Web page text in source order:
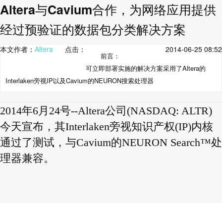
Altera与Cavium合作，为网络应用提供
经过预验证的数据包分类解决方案
本文作者： Altera 点击： 2014-06-25 08:52
前言：
可立即部署实施的解决方案采用了Altera的
Interlaken旁视IP以及Cavium的NEURON搜索处理器
2014年6月24号--Altera公司(NASDAQ: ALTR)
今天宣布，其Interlaken旁视知识产权(IP)内核
通过了测试，与Cavium的NEURON Search™处
理器兼容。